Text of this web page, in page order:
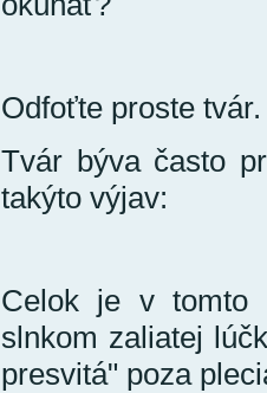
Odfoťte proste
Tvár býva často
takýto výjav:
Celok je v tomto
slnkom zaliatej
presvitá" poza